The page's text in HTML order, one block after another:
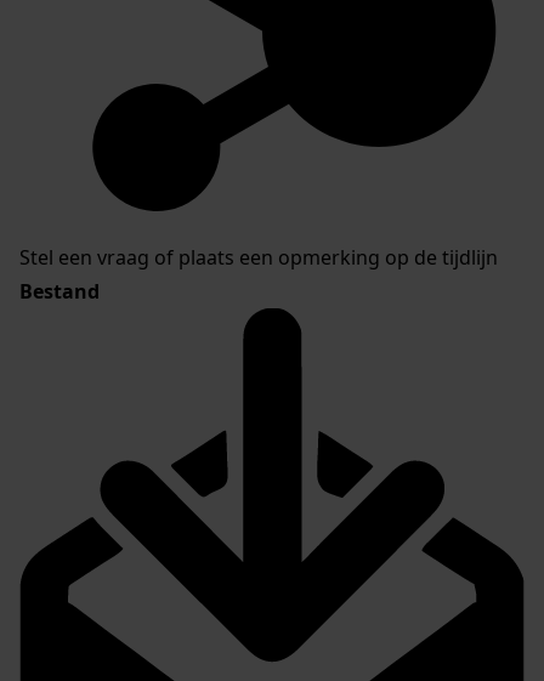
Stel een vraag of plaats een opmerking op de tijdlijn
Bestand